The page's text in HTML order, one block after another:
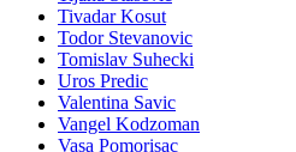
Tivadar Kosut
Todor Stevanovic
Tomislav Suhecki
Uros Predic
Valentina Savic
Vangel Kodzoman
Vasa Pomorisac